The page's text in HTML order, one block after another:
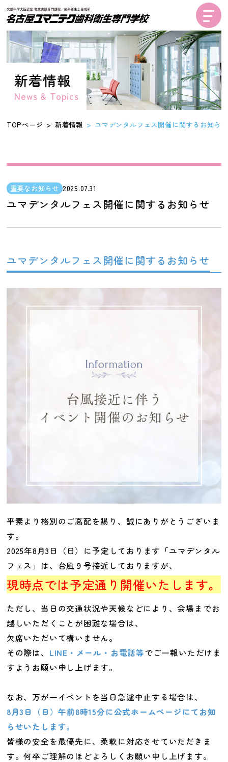
新着情報
News & Topics
TOPページ 新着情報 ユマデンタルフェス開催に関するお知らせ
重要なお知らせ 2025.07.31
ユマデンタルフェス開催に関するお知らせ
ユマデンタルフェス開催に関するお知らせ
平素より格別のご高配を賜り、誠にありがとうございま
す。
2025年8月3日（日）に予定しております「ユマデンタル
フェス」は、台風９号接近しておりますが、
現時点では予定通り開催いたします。
ただし、当日の交通状況や天候などにより、会場までお
越しいただくことが困難な場合は、
欠席いただいて構いません。
その際は、 LINE・メール・お電話等でご一報いただけま
すようお願い申し上げます。
なお、万が一イベントを当日急遽中止する場合は、
8月3日（日）午前8時15分に公式ホームページにてお知
らせいたします。
皆様の安全を最優先に、柔軟に対応させていただきま
す。何卒ご理解のほどよろしくお願い申し上げます。